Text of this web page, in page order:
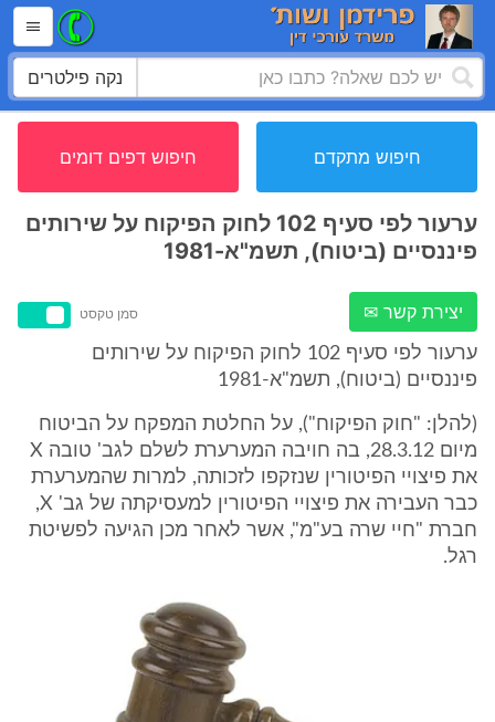
נקה פילטרים
חיפוש מתקדם חיפוש דפים דומים
ערעור לפי סעיף 102 לחוק הפיקוח על שירותים
פיננסיים (ביטוח), תשמ"א-1981
יצירת קשר ✉ סמן טקסט
ערעור לפי סעיף 102 לחוק הפיקוח על שירותים
פיננסיים (ביטוח), תשמ"א-1981
(להלן: "חוק הפיקוח"), על החלטת המפקח על הביטוח
מיום 28.3.12, בה חויבה המערערת לשלם לגב' טובה X
את פיצויי הפיטורין שנזקפו לזכותה, למרות שהמערערת
כבר העבירה את פיצויי הפיטורין למעסיקתה של גב' X,
חברת "חיי שרה בע"מ", אשר לאחר מכן הגיעה לפשיטת
רגל.